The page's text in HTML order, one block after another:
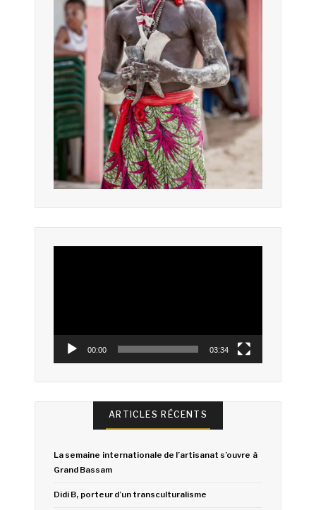
00:00 03:34
ARTICLES RÉCENTS
La semaine internationale de l’artisanat s’ouvre à
Grand Bassam
Didi B, porteur d’un transculturalisme